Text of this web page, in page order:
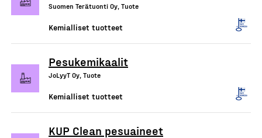
Suomen Terätuonti Oy, Tuote
Kemialliset tuotteet
Pesukemikaalit
JoLyyT Oy, Tuote
Kemialliset tuotteet
KUP Clean pesuaineet